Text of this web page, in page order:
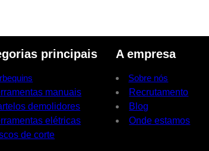
principais
manuais
demolidores
elétricas
de corte
A empresa
Sobre nós
Recrutamento
Blog
Onde estamos